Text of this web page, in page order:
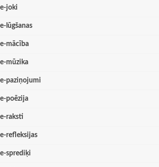
e-joki
e-lūgšanas
e-mācība
e-mūzika
e-paziņojumi
e-poēzija
e-raksti
e-refleksijas
e-sprediķi